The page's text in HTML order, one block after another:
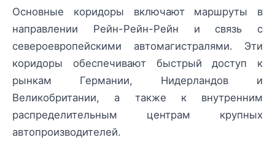
Основные коридоры включают маршруты в
направлении Рейн-Рейн-Рейн и связь с
североевропейскими автомагистралями. Эти
коридоры обеспечивают быстрый доступ к
рынкам Германии, Нидерландов и
Великобритании, а также к внутренним
распределительным центрам крупных
автопроизводителей.